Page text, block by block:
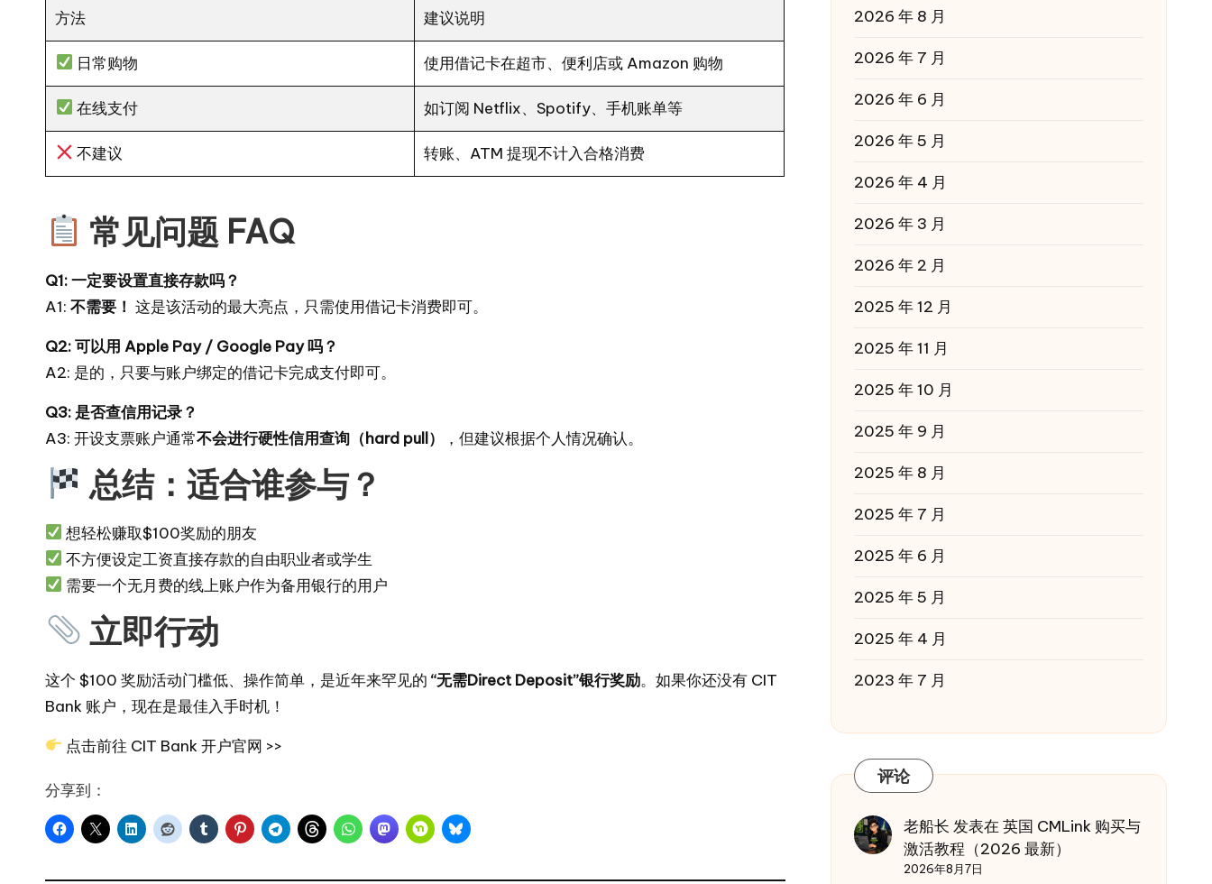
方法 建议说明
日常购物 使用借记卡在超市、便利店或 Amazon 购物
在线支付 如订阅 Netflix、Spotify、手机账单等
不建议 转账、ATM 提现不计入合格消费
常见问题 FAQ
Q1: 一定要设置直接存款吗？
A1: 不需要！ 这是该活动的最大亮点，只需使用借记卡消费即可。
Q2: 可以用 Apple Pay / Google Pay 吗？
A2: 是的，只要与账户绑定的借记卡完成支付即可。
Q3: 是否查信用记录？
A3: 开设支票账户通常不会进行硬性信用查询（hard pull） ，但建议根据个人情况确认。
总结：适合谁参与？
想轻松赚取$100奖励的朋友
不方便设定工资直接存款的自由职业者或学生
需要一个无月费的线上账户作为备用银行的用户
立即行动
这个 $100 奖励活动门槛低、操作简单，是近年来罕见的 “无需Direct Deposit”银行奖励。如果你还没有 CIT
Bank 账户，现在是最佳入手时机！
点击前往 CIT Bank 开户官网 >>
分享到：
2026 年 8 月
2026 年 7 月
2026 年 6 月
2026 年 5 月
2026 年 4 月
2026 年 3 月
2026 年 2 月
2025 年 12 月
2025 年 11 月
2025 年 10 月
2025 年 9 月
2025 年 8 月
2025 年 7 月
2025 年 6 月
2025 年 5 月
2025 年 4 月
2023 年 7 月
评论
老船长 发表在英国 CMLink 购买与
激活教程（2026 最新）
2026年8月7日